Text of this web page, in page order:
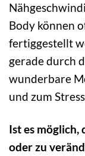
Body können
fertiggestellt
gerade durch
wunderbare
und zum
Ist es möglich,
oder zu